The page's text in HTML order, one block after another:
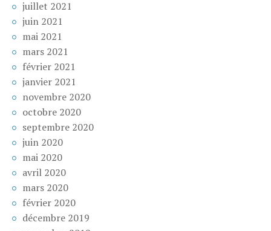
juillet 2021
juin 2021
mai 2021
mars 2021
février 2021
janvier 2021
novembre 2020
octobre 2020
septembre 2020
juin 2020
mai 2020
avril 2020
mars 2020
février 2020
décembre 2019